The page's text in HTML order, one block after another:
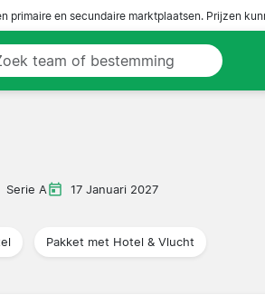
primaire en secundaire marktplaatsen. Prijzen
Serie A 17 Januari 2027
Pakket met Hotel & Vlucht